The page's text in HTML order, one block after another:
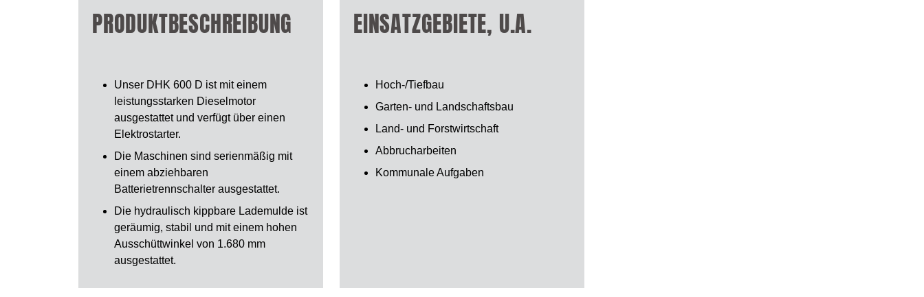
PRODUKTBESCHREIBUNG
Unser DHK 600 D ist mit einem
leistungsstarken Dieselmotor
ausgestattet und verfügt über einen
Elektrostarter.
Die Maschinen sind serienmäßig mit
einem abziehbaren
Batterietrennschalter ausgestattet.
Die hydraulisch kippbare Lademulde ist
geräumig, stabil und mit einem hohen
Ausschüttwinkel von 1.680 mm
ausgestattet.
EINSATZGEBIETE, U.A.
Hoch-/Tiefbau
Garten- und Landschaftsbau
Land- und Forstwirtschaft
Abbrucharbeiten
Kommunale Aufgaben